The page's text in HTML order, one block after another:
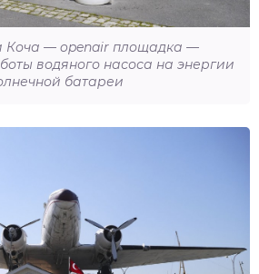
Коча — openair площадка —
водяного насоса на энергии
батареи